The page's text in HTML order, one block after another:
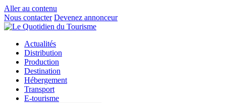
Aller au contenu
Nous contacter Devenez annonceur
Actualités
Distribution
Production
Destination
Hébergement
Transport
E-tourisme